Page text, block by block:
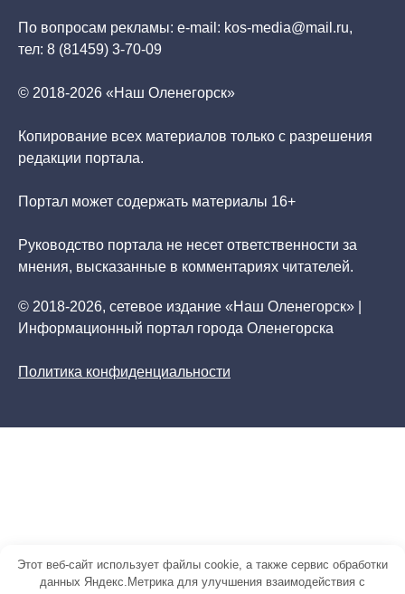
По вопросам рекламы: e-mail: kos-media@mail.ru,
тел: 8 (81459) 3-70-09
© 2018-2026 «Наш Оленегорск»
Копирование всех материалов только с разрешения
редакции портала.
Портал может содержать материалы 16+
Руководство портала не несет ответственности за
мнения, высказанные в комментариях читателей.
© 2018-2026, сетевое издание «Наш Оленегорск» |
Информационный портал города Оленегорска
Политика конфиденциальности
Этот веб-сайт использует файлы cookie, а также сервис обработки
данных Яндекс.Метрика для улучшения взаимодействия с